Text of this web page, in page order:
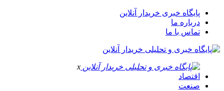
پایگاه خبری خریدار آنلاین
درباره ما
تماس با ما
x
اقتصاد
صنعت